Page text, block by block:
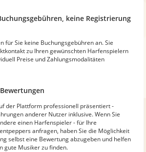
keine Registrierung
für Sie keine Buchungsgebühren an. Sie
zu Ihren gewünschten Harfenspielern
Preise und Zahlungsmodalitäten
der Plattform professionell präsentiert -
anderer Nutzer inklusive. Wenn Sie
einen Harfenspieler - für Ihre
anfragen, haben Sie die Möglichkeit
selbst eine Bewertung abzugeben und helfen
gute Musiker zu finden.